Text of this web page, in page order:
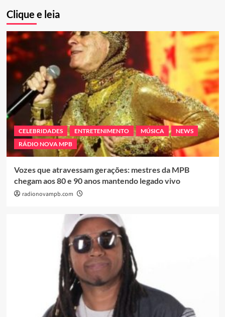
Clique e leia
CELEBRIDADES ENTRETENIMENTO MÚSICA
NEWS
RÁDIO NOVA MPB
Vozes que atravessam gerações: mestres da MPB
chegam aos 80 e 90 anos mantendo legado vivo
radionovampb.com